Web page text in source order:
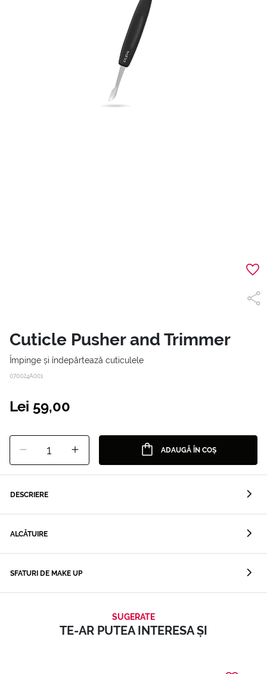
Cuticle Pusher and Trimmer
Împinge și îndepărtează cuticulele
070024A001
Lei 59,00
1 ADAUGĂ ÎN COȘ
DESCRIERE
ALCĂTUIRE
SFATURI DE MAKE UP
SUGERATE
TE-AR PUTEA INTERESA ȘI